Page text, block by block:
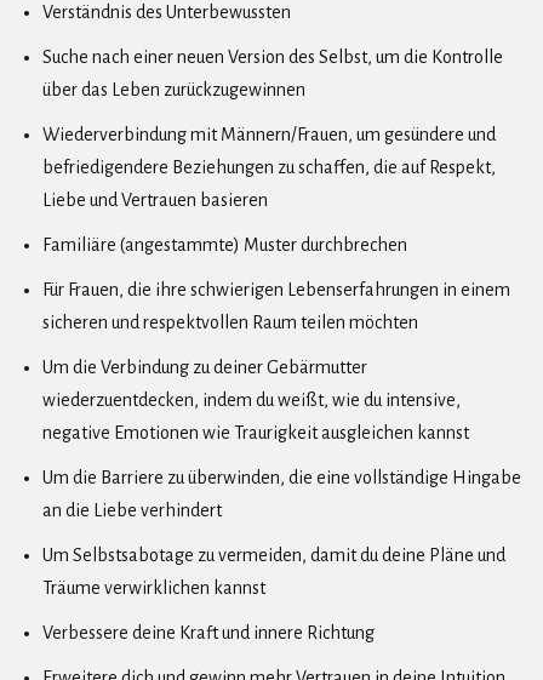
Verständnis des Unterbewussten
Suche nach einer neuen Version des Selbst, um die Kontrolle
über das Leben zurückzugewinnen
Wiederverbindung mit Männern/Frauen, um gesündere und
befriedigendere Beziehungen zu schaffen, die auf Respekt,
Liebe und Vertrauen basieren
Familiäre (angestammte) Muster durchbrechen
Für Frauen, die ihre schwierigen Lebenserfahrungen in einem
sicheren und respektvollen Raum teilen möchten
Um die Verbindung zu deiner Gebärmutter
wiederzuentdecken, indem du weißt, wie du intensive,
negative Emotionen wie Traurigkeit ausgleichen kannst
Um die Barriere zu überwinden, die eine vollständige Hingabe
an die Liebe verhindert
Um Selbstsabotage zu vermeiden, damit du deine Pläne und
Träume verwirklichen kannst
Verbessere deine Kraft und innere Richtung